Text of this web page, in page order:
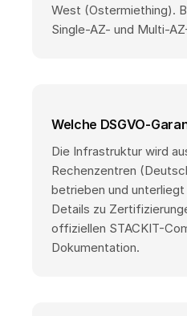
West (Ostermiething).
Single-AZ- und Multi-
Welche DSGVO-
Die Infrastruktur wird
Rechenzentren
betrieben und
Details zu
offiziellen STACKIT-
Dokumentation.